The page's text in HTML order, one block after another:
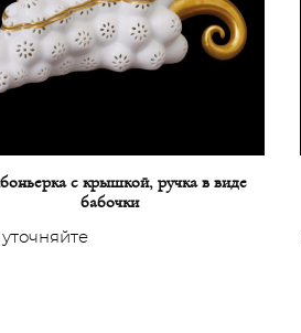
с крышкой, ручка в виде
бабочки